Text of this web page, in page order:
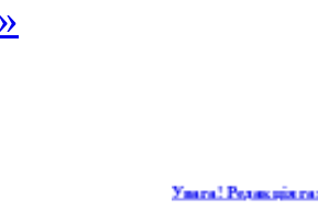
Увага! Редакція